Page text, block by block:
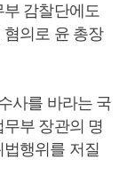
부 감찰단에도
의로 윤 총장
사를 바라는 국
무부 장관의 명
행위를 저질